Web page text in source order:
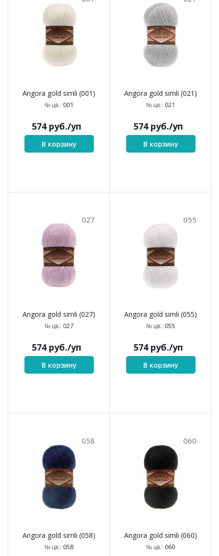
Angora gold simli (001)
№ цв.: 001
574руб./уп
В корзину
Angora gold simli (021)
№ цв.: 021
574руб./уп
В корзину
027
Angora gold simli (027)
№ цв.: 027
574руб./уп
В корзину
055
Angora gold simli (055)
№ цв.: 055
574руб./уп
В корзину
058
Angora gold simli (058)
№ цв.: 058
060
Angora gold simli (060)
№ цв.: 060